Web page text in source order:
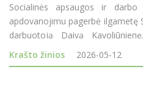
Socialinės apsaugos ir darbo
apdovanojimu pagerbė ilgametę
darbuotoją Daivą
žvaigždė“ (pasižymėjimo
aukščiausias socialinė
Krašto žinios 2026-05-12